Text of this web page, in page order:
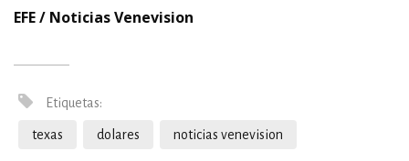
EFE / Noticias Venevision
Etiquetas:
texas dolares noticias venevision